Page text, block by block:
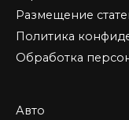
Размещение
Политика
Обработка
Авто